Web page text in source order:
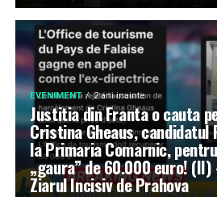
EVENIMENT 2 ani inainte
Justitia din Franta o cauta
Cristina Gheaus, candidatul
la Primaria Comarnic,
„gaura” de 60.000 euro! (II)
Ziarul Incisiv de Prahova